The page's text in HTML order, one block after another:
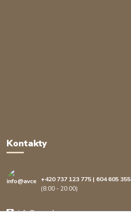
Kontakty
+420 737 123 775 | 604 605 355
(8:00 - 20:00)
info@avcenter.cz